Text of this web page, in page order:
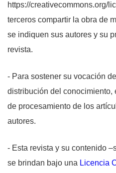
https://creativecommons.org/
terceros compartir la obra de
se indiquen sus autores y su
revista.
- Para sostener su vocación
distribución del conocimiento,
de procesamiento de los
autores.
- Esta revista y su contenido
se brindan bajo una Licencia